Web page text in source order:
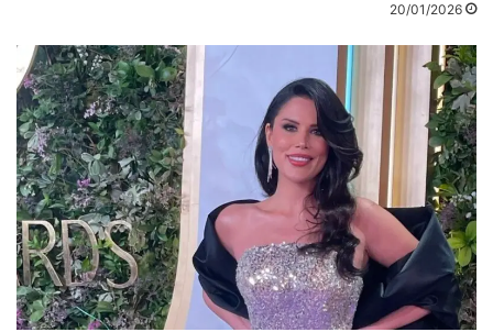
20/01/2026